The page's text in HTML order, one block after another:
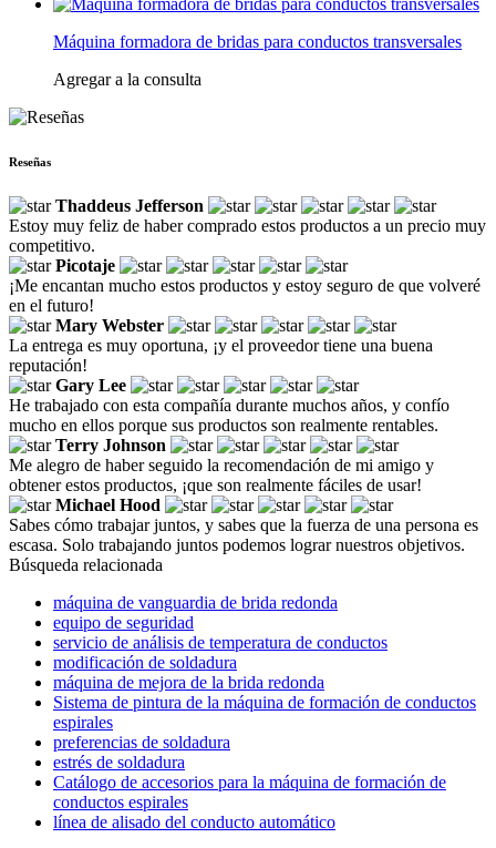
Máquina formadora de bridas para conductos transversales
Agregar a la consulta
Reseñas
Thaddeus Jefferson
Estoy muy feliz de haber comprado estos productos a un precio muy
competitivo.
Picotaje
¡Me encantan mucho estos productos y estoy seguro de que volveré
en el futuro!
Mary Webster
La entrega es muy oportuna, ¡y el proveedor tiene una buena
reputación!
Gary Lee
He trabajado con esta compañía durante muchos años, y confío
mucho en ellos porque sus productos son realmente rentables.
Terry Johnson
Me alegro de haber seguido la recomendación de mi amigo y
obtener estos productos, ¡que son realmente fáciles de usar!
Michael Hood
Sabes cómo trabajar juntos, y sabes que la fuerza de una persona es
escasa. Solo trabajando juntos podemos lograr nuestros objetivos.
Búsqueda relacionada
máquina de vanguardia de brida redonda
equipo de seguridad
servicio de análisis de temperatura de conductos
modificación de soldadura
máquina de mejora de la brida redonda
Sistema de pintura de la máquina de formación de conductos
espirales
preferencias de soldadura
estrés de soldadura
Catálogo de accesorios para la máquina de formación de
conductos espirales
línea de alisado del conducto automático